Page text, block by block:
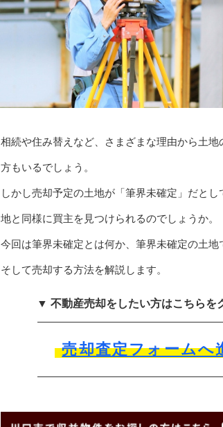
相続や住み替えなど、さまざまな理由から土地
方もいるでしょう。
しかし売却予定の土地が「筆界未確定」だとし
地と同様に買主を見つけられるのでしょうか。
今回は筆界未確定とは何か、筆界未確定の土地
そして売却する方法を解説します。
▼ 不動産売却をしたい方はこちらを
売却査定フォームへ